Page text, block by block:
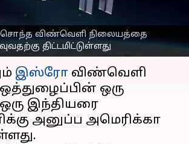
சொந்த விண்வெளி நிலையத்தை
திட்டமிட்டுள்ளது
11:14 am
இஸ்ரோ விண்வெளி
ஒரு
ஒரு இந்தியரை
அனுப்ப அமெரிக்கா